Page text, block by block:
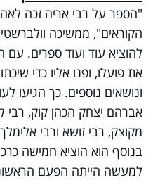
"הספר על רבי אריה זכה
הקוראים", ממשיכה
להוציא עוד ועוד ספרים. עם
את פועלו, ופנו אליו כדי
ונושאים נוספים. כך הגיעו
אברהם יצחק הכהן קוק, רבי
מקוצק, רבי זושא ורבי
בנוסף הוא הוציא חמישה
למעשה הייתה הפעם